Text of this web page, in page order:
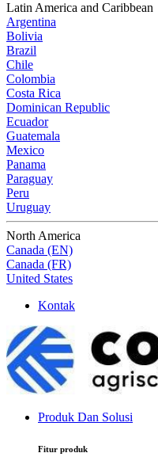
Latin America and Caribbean
Argentina
Bolivia
Brazil
Chile
Colombia
Costa Rica
Dominican Republic
Ecuador
Guatemala
Mexico
Panama
Paraguay
Peru
Uruguay
North America
Canada (EN)
Canada (FR)
United States
Kontak
Produk Dan Solusi
Fitur produk